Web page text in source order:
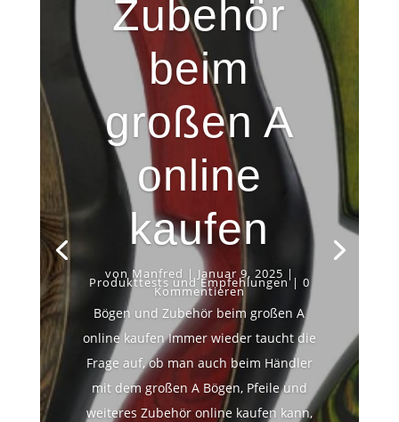
Zubehör
beim
großen A
online
kaufen
von Manfred | Januar 9, 2025 |
Produkttests und Empfehlungen| 0
Kommentieren
Bögen und Zubehör beim großen A
online kaufen Immer wieder taucht die
Frage auf, ob man auch beim Händler
mit dem großen A Bögen, Pfeile und
weiteres Zubehör online kaufen kann,